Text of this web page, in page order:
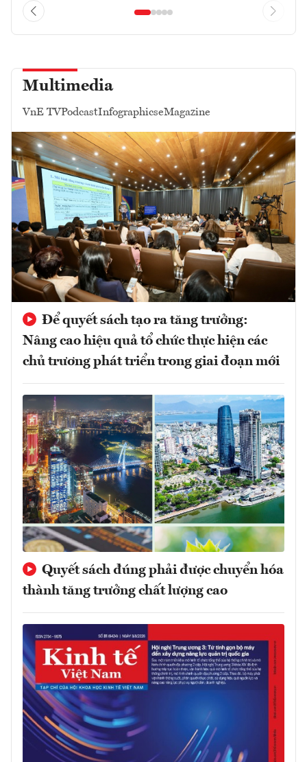
Multimedia
VnE TVPodcastInfographicseMagazine
Để quyết sách tạo ra tăng trưởng:
Nâng cao hiệu quả tổ chức thực hiện các
chủ trương phát triển trong giai đoạn mới
Quyết sách đúng phải được chuyển hóa
thành tăng trưởng chất lượng cao